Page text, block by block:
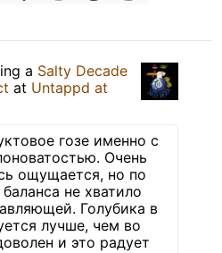
a Salty Decade
at Untappd at
гозе именно с
Очень
ощущается, но по
не хватило
Голубика в
лучше, чем во
и это радует